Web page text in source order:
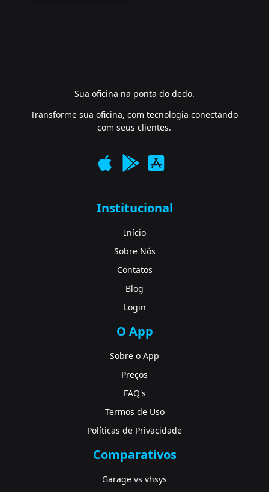
Sua oficina na ponta do dedo.
Transforme sua oficina, com tecnologia conectando
com seus clientes.
Institucional
Início
Sobre Nós
Contatos
Blog
Login
O App
Sobre o App
Preços
FAQ's
Termos de Uso
Políticas de Privacidade
Comparativos
Garage vs vhsys